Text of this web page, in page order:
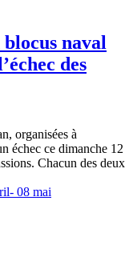
naval
des
organisées à
échec ce dimanche 12
Chacun des deux